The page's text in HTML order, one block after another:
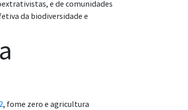
e de comunidades
da biodiversidade e
, fome zero e agricultura